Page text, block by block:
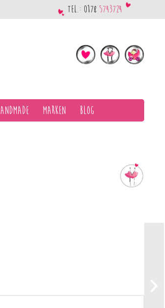
Tel.: 0178 5743724
Marken Blog